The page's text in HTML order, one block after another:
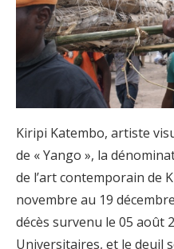
Kiripi Katembo, artiste
de « Yango », la
de l’art contemporain de
novembre au 19
décès survenu le 05 août
Universitaires, et le deuil